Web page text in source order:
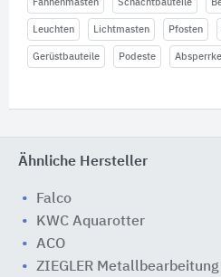
Fahnenmasten Schachtbauteile
Leuchten Lichtmasten Pfosten
Gerüstbauteile Podeste
Ähnliche Hersteller
Falco
KWC Aquarotter
ACO
ZIEGLER Metallbearbeitung